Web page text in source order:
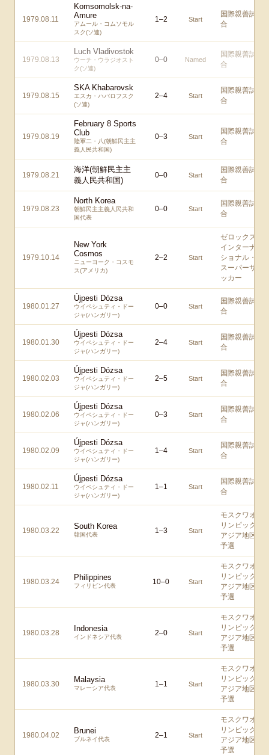
1979.08.11
Komsomolsk-na-
Amure
アムール・コムソモル
スク(ソ連)
1–2 Start
国際親善試
合
1979.08.13
Luch Vladivostok
ウーチ・ウラジオスト
ク(ソ連)
0–0 Named
国際親善試
合
1979.08.15
SKA Khabarovsk
エスカ・ハバロフスク
(ソ連)
2–4 Start
国際親善試
合
1979.08.19
February 8 Sports
Club
陸軍二・八(朝鮮民主主
義人民共和国)
0–3 Start
国際親善試
合
1979.08.21
海洋(朝鮮民主主
義人民共和国)
0–0 Start
国際親善試
合
1979.08.23
North Korea
朝鮮民主主義人民共和
国代表
0–0 Start
国際親善試
合
1979.10.14
New York
Cosmos
ニューヨーク・コスモ
ス(アメリカ)
2–2 Start
ゼロックス
インターナ
ショナル・
スーパーサ
ッカー
1980.01.27
Újpesti Dózsa
ウイペシュティ・ドー
ジャ(ハンガリー)
0–0 Start
国際親善試
合
1980.01.30
Újpesti Dózsa
ウイペシュティ・ドー
ジャ(ハンガリー)
2–4 Start
国際親善試
合
1980.02.03
Újpesti Dózsa
ウイペシュティ・ドー
ジャ(ハンガリー)
2–5 Start
国際親善試
合
1980.02.06
Újpesti Dózsa
ウイペシュティ・ドー
ジャ(ハンガリー)
0–3 Start
国際親善試
合
1980.02.09
Újpesti Dózsa
ウイペシュティ・ドー
ジャ(ハンガリー)
1–4 Start
国際親善試
合
1980.02.11
Újpesti Dózsa
ウイペシュティ・ドー
ジャ(ハンガリー)
1–1 Start
国際親善試
合
1980.03.22 South Korea
韓国代表 1–3 Start
モスクワオ
リンピック
アジア地区
予選
1980.03.24 Philippines
フィリピン代表 10–0 Start
モスクワオ
リンピック
アジア地区
予選
1980.03.28 Indonesia
インドネシア代表 2–0 Start
モスクワオ
リンピック
アジア地区
予選
1980.03.30 Malaysia
マレーシア代表 1–1 Start
モスクワオ
リンピック
アジア地区
予選
1980.04.02 Brunei
ブルネイ代表 2–1 Start
モスクワオ
リンピック
アジア地区
予選